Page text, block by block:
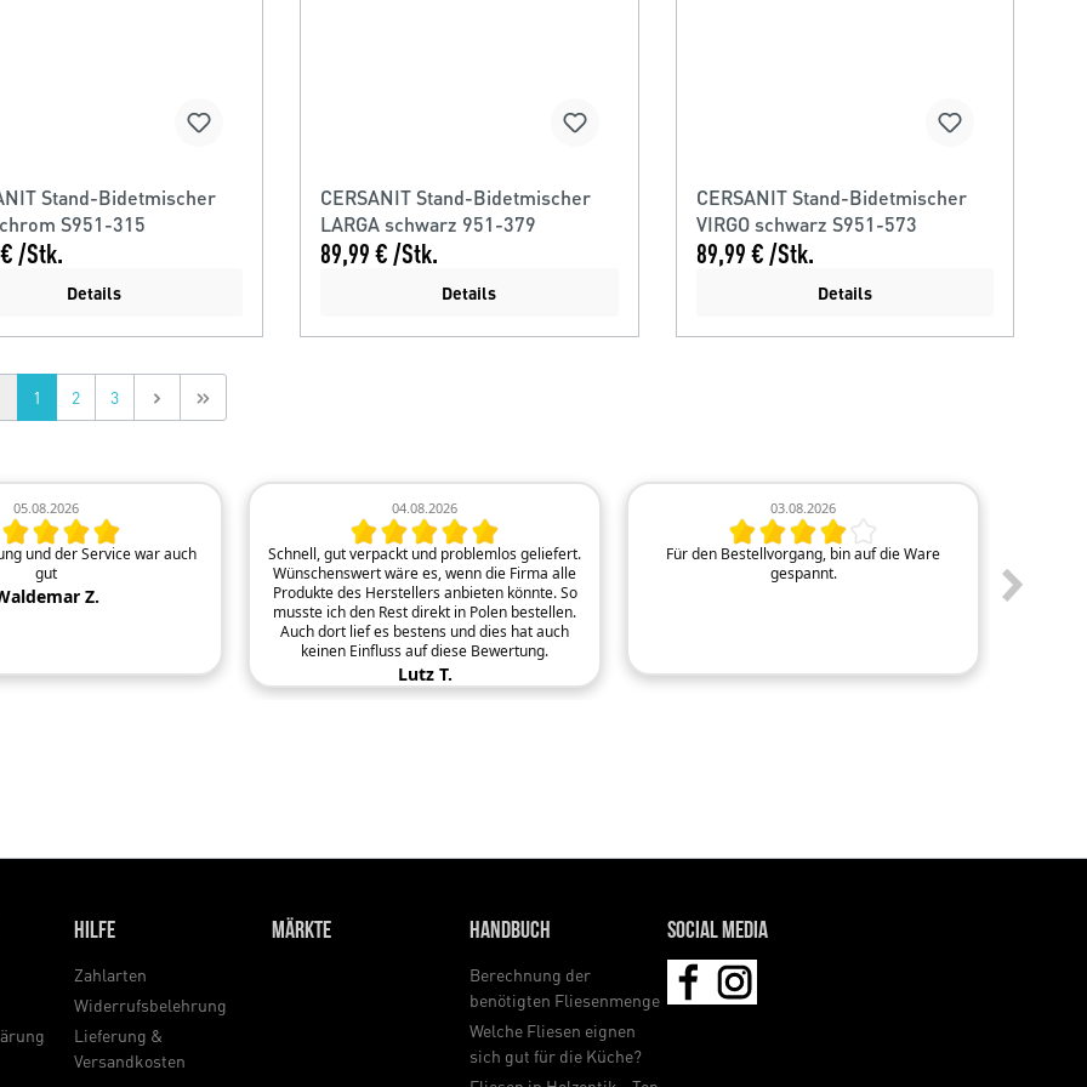
Stand-Bidetmischer
S951-315
/Stk.
Details
CERSANIT Stand-Bidetmischer
LARGA schwarz 951-379
89,99 € /Stk.
Details
CERSANIT Stand-Bidetmischer
VIRGO schwarz S951-573
89,99 € /Stk.
Details
1 2 3
05.08.2026
und der Service war auch
gut
Z.
04.08.2026
Schnell, gut verpackt und problemlos geliefert.
Wünschenswert wäre es, wenn die Firma alle
Produkte des Herstellers anbieten könnte. So
musste ich den Rest direkt in Polen bestellen.
Auch dort lief es bestens und dies hat auch
keinen Einfluss auf diese Bewertung.
Lutz T.
03.08.2026
Für den Bestellvorgang, bin auf die Ware
gespannt.
Hilfe
Zahlarten
Widerrufsbelehrung
Lieferung &
Versandkosten
Märkte Handbuch
Berechnung der
benötigten Fliesenmenge
Welche Fliesen eignen
sich gut für die Küche?
Social Media